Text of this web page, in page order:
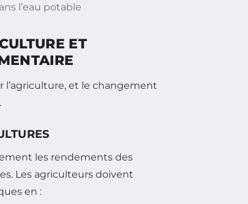
l’eau potable
ET
l’agriculture, et le changement
les rendements des
Les agriculteurs doivent
en :